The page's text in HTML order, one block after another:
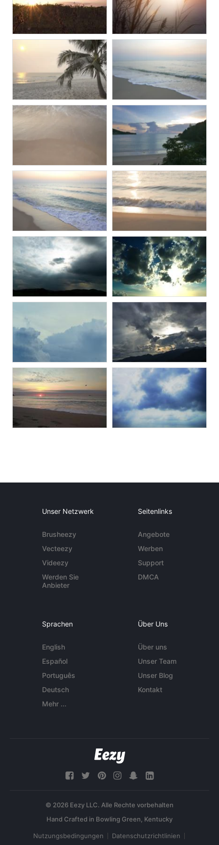
Unser Netzwerk
Brusheezy
Vecteezy
Videezy
Werden Sie
Anbieter
Seitenlinks
Angebote
Werben
Support
DMCA
Sprachen
English
Español
Português
Deutsch
Mehr ...
Über Uns
Über uns
Unser Team
Unser Blog
Kontakt
© 2026 Eezy LLC. Alle Rechte vorbehalten
Nutzungsbedingungen Datenschutzrichtlinien